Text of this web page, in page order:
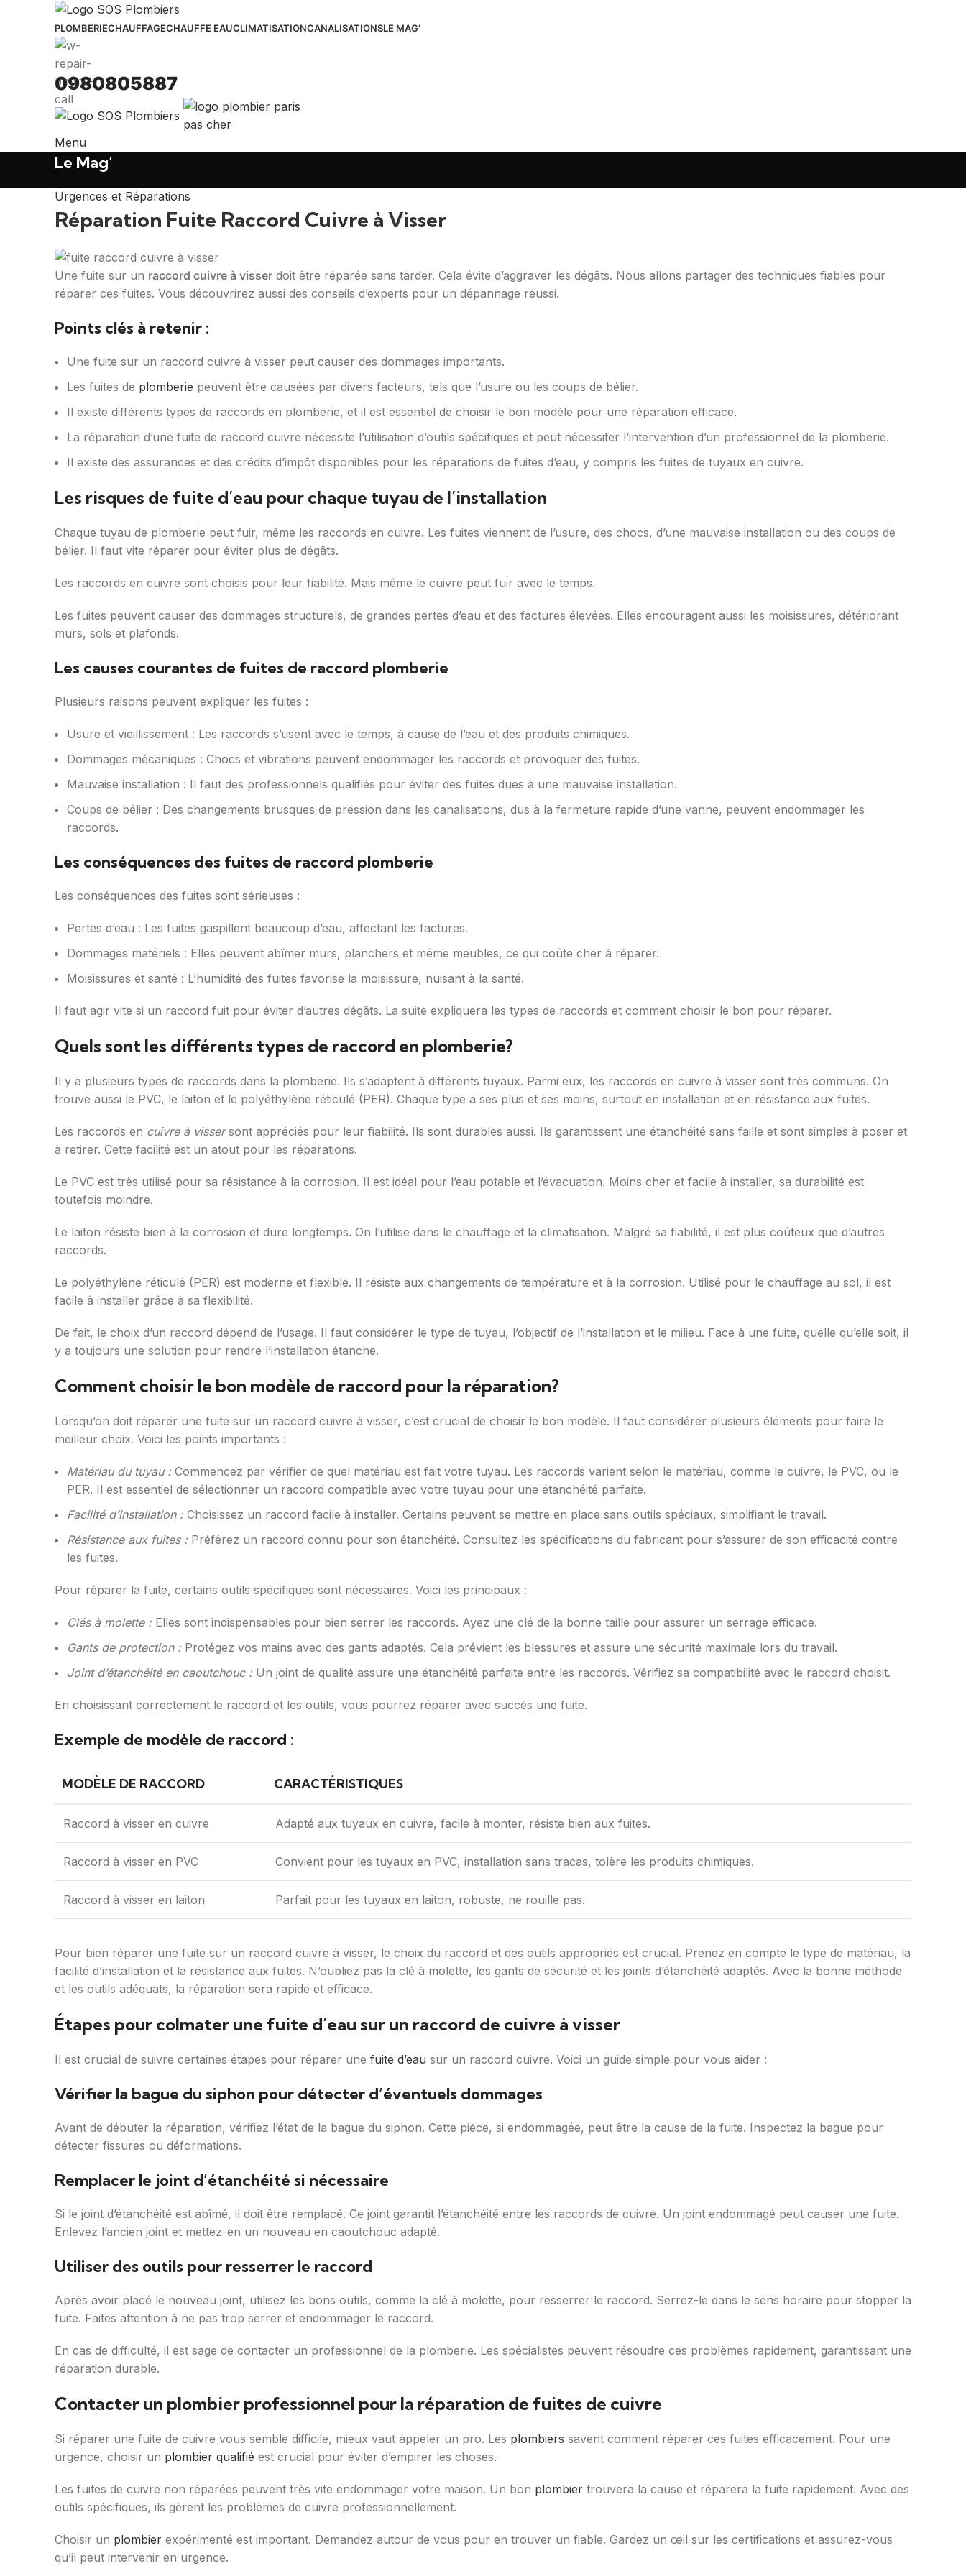
PLOMBERIECHAUFFAGECHAUFFE EAUCLIMATISATIONCANALISATIONSLE MAG’
0980805887
Menu
Le Mag’
Urgences et Réparations
Réparation Fuite Raccord Cuivre à Visser
Une fuite sur un raccord cuivre à visser doit être réparée sans tarder. Cela évite d’aggraver les dégâts. Nous allons partager des techniques fiables pour
réparer ces fuites. Vous découvrirez aussi des conseils d’experts pour un dépannage réussi.
Points clés à retenir :
Une fuite sur un raccord cuivre à visser peut causer des dommages importants.
Les fuites de plomberie peuvent être causées par divers facteurs, tels que l’usure ou les coups de bélier.
Il existe différents types de raccords en plomberie, et il est essentiel de choisir le bon modèle pour une réparation efficace.
La réparation d’une fuite de raccord cuivre nécessite l’utilisation d’outils spécifiques et peut nécessiter l’intervention d’un professionnel de la plomberie.
Il existe des assurances et des crédits d’impôt disponibles pour les réparations de fuites d’eau, y compris les fuites de tuyaux en cuivre.
Les risques de fuite d’eau pour chaque tuyau de l’installation
Chaque tuyau de plomberie peut fuir, même les raccords en cuivre. Les fuites viennent de l’usure, des chocs, d’une mauvaise installation ou des coups de
bélier. Il faut vite réparer pour éviter plus de dégâts.
Les raccords en cuivre sont choisis pour leur fiabilité. Mais même le cuivre peut fuir avec le temps.
Les fuites peuvent causer des dommages structurels, de grandes pertes d’eau et des factures élevées. Elles encouragent aussi les moisissures, détériorant
murs, sols et plafonds.
Les causes courantes de fuites de raccord plomberie
Plusieurs raisons peuvent expliquer les fuites :
Usure et vieillissement : Les raccords s’usent avec le temps, à cause de l’eau et des produits chimiques.
Dommages mécaniques : Chocs et vibrations peuvent endommager les raccords et provoquer des fuites.
Mauvaise installation : Il faut des professionnels qualifiés pour éviter des fuites dues à une mauvaise installation.
Coups de bélier : Des changements brusques de pression dans les canalisations, dus à la fermeture rapide d’une vanne, peuvent endommager les
raccords.
Les conséquences des fuites de raccord plomberie
Les conséquences des fuites sont sérieuses :
Pertes d’eau : Les fuites gaspillent beaucoup d’eau, affectant les factures.
Dommages matériels : Elles peuvent abîmer murs, planchers et même meubles, ce qui coûte cher à réparer.
Moisissures et santé : L’humidité des fuites favorise la moisissure, nuisant à la santé.
Il faut agir vite si un raccord fuit pour éviter d’autres dégâts. La suite expliquera les types de raccords et comment choisir le bon pour réparer.
Quels sont les différents types de raccord en plomberie?
Il y a plusieurs types de raccords dans la plomberie. Ils s’adaptent à différents tuyaux. Parmi eux, les raccords en cuivre à visser sont très communs. On
trouve aussi le PVC, le laiton et le polyéthylène réticulé (PER). Chaque type a ses plus et ses moins, surtout en installation et en résistance aux fuites.
Les raccords en cuivre à vissersont appréciés pour leur fiabilité. Ils sont durables aussi. Ils garantissent une étanchéité sans faille et sont simples à poser et
à retirer. Cette facilité est un atout pour les réparations.
Le PVC est très utilisé pour sa résistance à la corrosion. Il est idéal pour l’eau potable et l’évacuation. Moins cher et facile à installer, sa durabilité est
toutefois moindre.
Le laiton résiste bien à la corrosion et dure longtemps. On l’utilise dans le chauffage et la climatisation. Malgré sa fiabilité, il est plus coûteux que d’autres
raccords.
Le polyéthylène réticulé (PER) est moderne et flexible. Il résiste aux changements de température et à la corrosion. Utilisé pour le chauffage au sol, il est
facile à installer grâce à sa flexibilité.
De fait, le choix d’un raccord dépend de l’usage. Il faut considérer le type de tuyau, l’objectif de l’installation et le milieu. Face à une fuite, quelle qu’elle soit, il
y a toujours une solution pour rendre l’installation étanche.
Comment choisir le bon modèle de raccord pour la réparation?
Lorsqu’on doit réparer une fuite sur un raccord cuivre à visser, c’est crucial de choisir le bon modèle. Il faut considérer plusieurs éléments pour faire le
meilleur choix. Voici les points importants :
Matériau du tuyau : Commencez par vérifier de quel matériau est fait votre tuyau. Les raccords varient selon le matériau, comme le cuivre, le PVC, ou le
PER. Il est essentiel de sélectionner un raccord compatible avec votre tuyau pour une étanchéité parfaite.
Facilité d’installation : Choisissez un raccord facile à installer. Certains peuvent se mettre en place sans outils spéciaux, simplifiant le travail.
Résistance aux fuites : Préférez un raccord connu pour son étanchéité. Consultez les spécifications du fabricant pour s’assurer de son efficacité contre
les fuites.
Pour réparer la fuite, certains outils spécifiques sont nécessaires. Voici les principaux :
Clés à molette : Elles sont indispensables pour bien serrer les raccords. Ayez une clé de la bonne taille pour assurer un serrage efficace.
Gants de protection : Protégez vos mains avec des gants adaptés. Cela prévient les blessures et assure une sécurité maximale lors du travail.
Joint d’étanchéité en caoutchouc : Un joint de qualité assure une étanchéité parfaite entre les raccords. Vérifiez sa compatibilité avec le raccord choisit.
En choisissant correctement le raccord et les outils, vous pourrez réparer avec succès une fuite.
Exemple de modèle de raccord :
MODÈLE DE RACCORD CARACTÉRISTIQUES
Raccord à visser en cuivre Adapté aux tuyaux en cuivre, facile à monter, résiste bien aux fuites.
Raccord à visser en PVC Convient pour les tuyaux en PVC, installation sans tracas, tolère les produits chimiques.
Raccord à visser en laiton Parfait pour les tuyaux en laiton, robuste, ne rouille pas.
Pour bien réparer une fuite sur un raccord cuivre à visser, le choix du raccord et des outils appropriés est crucial. Prenez en compte le type de matériau, la
facilité d’installation et la résistance aux fuites. N’oubliez pas la clé à molette, les gants de sécurité et les joints d’étanchéité adaptés. Avec la bonne méthode
et les outils adéquats, la réparation sera rapide et efficace.
Étapes pour colmater une fuite d’eau sur un raccord de cuivre à visser
Il est crucial de suivre certaines étapes pour réparer une fuite d’eau sur un raccord cuivre. Voici un guide simple pour vous aider :
Vérifier la bague du siphon pour détecter d’éventuels dommages
Avant de débuter la réparation, vérifiez l’état de la bague du siphon. Cette pièce, si endommagée, peut être la cause de la fuite. Inspectez la bague pour
détecter fissures ou déformations.
Remplacer le joint d’étanchéité si nécessaire
Si le joint d’étanchéité est abîmé, il doit être remplacé. Ce joint garantit l’étanchéité entre les raccords de cuivre. Un joint endommagé peut causer une fuite.
Enlevez l’ancien joint et mettez-en un nouveau en caoutchouc adapté.
Utiliser des outils pour resserrer le raccord
Après avoir placé le nouveau joint, utilisez les bons outils, comme la clé à molette, pour resserrer le raccord. Serrez-le dans le sens horaire pour stopper la
fuite. Faites attention à ne pas trop serrer et endommager le raccord.
En cas de difficulté, il est sage de contacter un professionnel de la plomberie. Les spécialistes peuvent résoudre ces problèmes rapidement, garantissant une
réparation durable.
Contacter un plombier professionnel pour la réparation de fuites de cuivre
Si réparer une fuite de cuivre vous semble difficile, mieux vaut appeler un pro. Les plombiers savent comment réparer ces fuites efficacement. Pour une
urgence, choisir un plombier qualifié est crucial pour éviter d’empirer les choses.
Les fuites de cuivre non réparées peuvent très vite endommager votre maison. Un bon plombier trouvera la cause et réparera la fuite rapidement. Avec des
outils spécifiques, ils gèrent les problèmes de cuivre professionnellement.
Choisir un plombier expérimenté est important. Demandez autour de vous pour en trouver un fiable. Gardez un œil sur les certifications et assurez-vous
qu’il peut intervenir en urgence.